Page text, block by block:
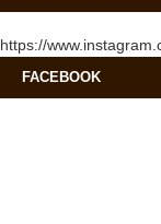
https://
FACEBOOK